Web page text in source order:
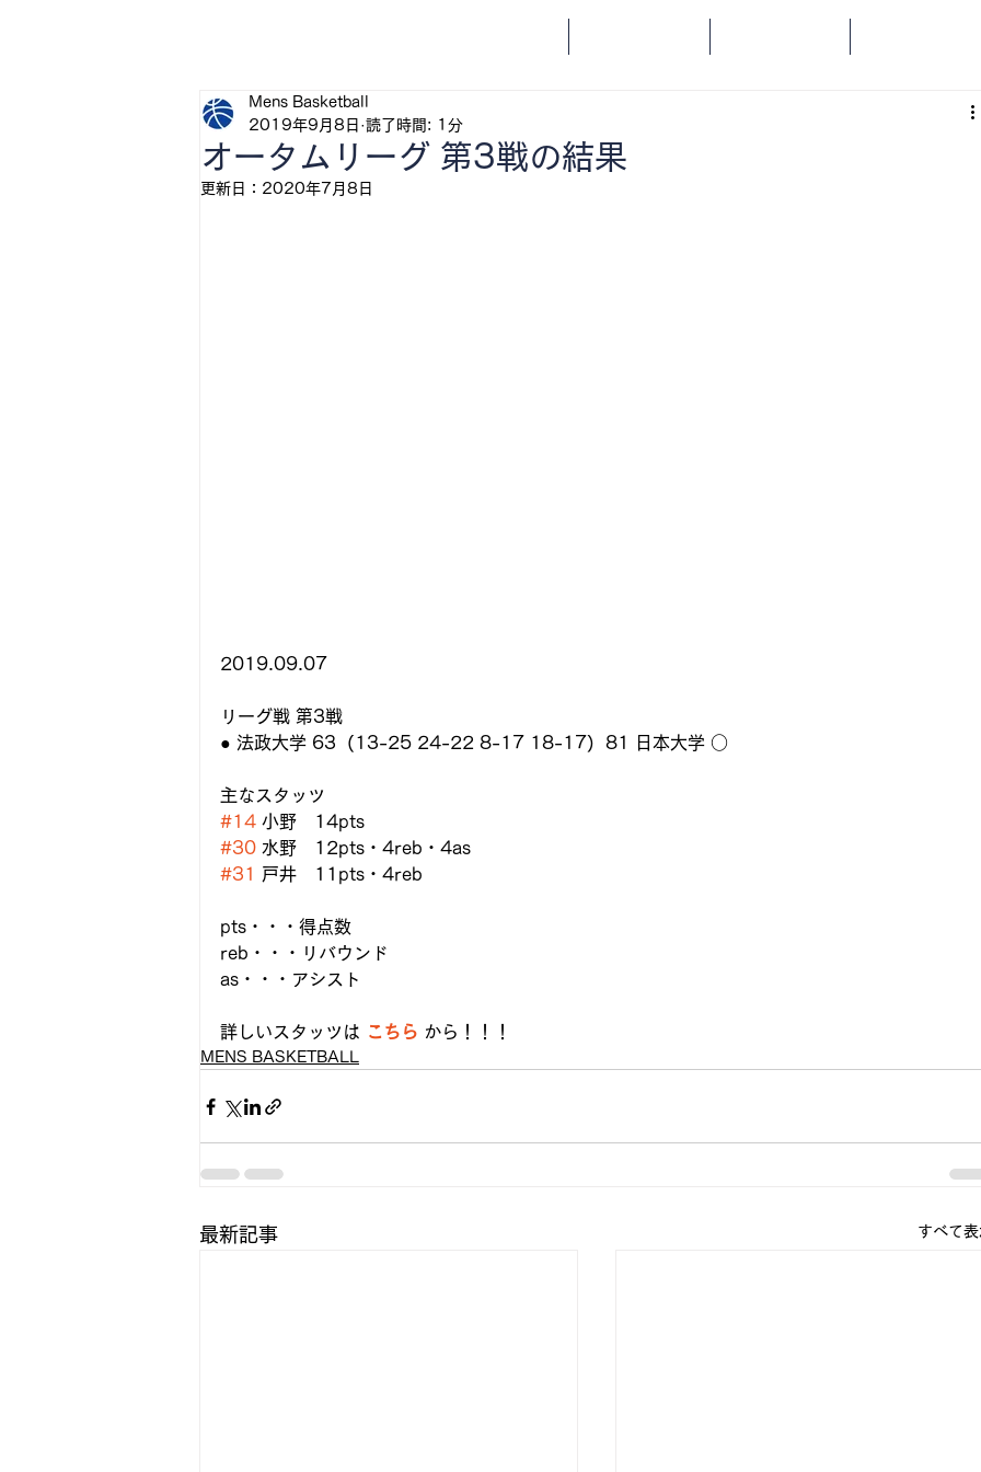
オータムリーグ 第3戦の結果
Mens Basketball
2019年9月8日 読了時間: 1分
更新日： 2020年7月8日
2019.09.07
リーグ戦 第3戦
● 法政大学 63  (13-25 24-22 8-17 18-17)  81 日本大学 ○
主なスタッツ
#14 小野　14pts
#30 水野　12pts・4reb・4as
#31
戸井　11pts・4reb
pts・・・得点数
reb・・・リバウンド
as・・・アシスト
詳しいスタッツは こちら から！！！
MENS BASKETBALL
最新記事 すべて